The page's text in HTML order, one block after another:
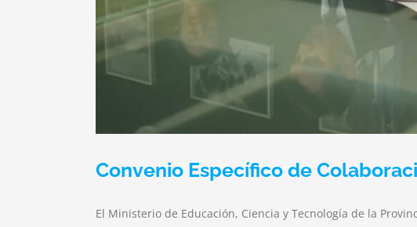
Convenio Específico de
El Ministerio de Educación, Ciencia y Tecnología de la